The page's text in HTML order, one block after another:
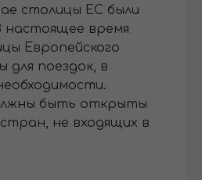
столицы ЕС были
настоящее время
Европейского
для поездок, в
быть открыты
стран, не входящих в